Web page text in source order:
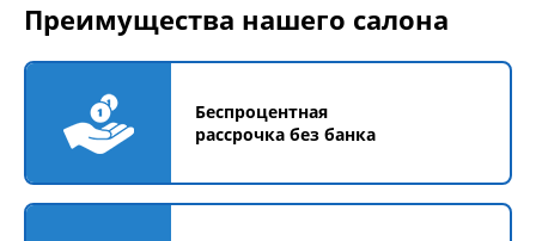
Преимущества нашего салона
Беспроцентная
рассрочка без банка